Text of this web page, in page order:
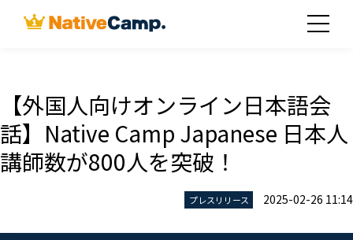
【外国人向けオンライン日本語会
話】Native Camp Japanese 日本人
講師数が800人を突破！
プレスリリース 2025-02-26 11:14